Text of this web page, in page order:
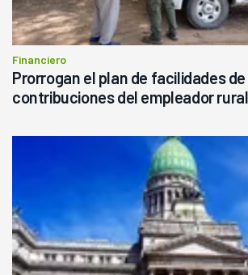
Financiero
Prorrogan el plan de facilidades
contribuciones del empleador rural